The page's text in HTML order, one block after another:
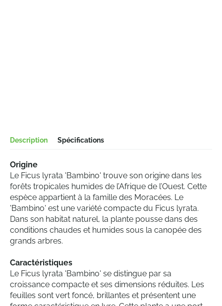
Description Spécifications
Origine
Le Ficus lyrata 'Bambino' trouve son origine dans les
forêts tropicales humides de l’Afrique de l’Ouest. Cette
espèce appartient à la famille des Moracées. Le
'Bambino' est une variété compacte du Ficus lyrata.
Dans son habitat naturel, la plante pousse dans des
conditions chaudes et humides sous la canopée des
grands arbres.
Caractéristiques
Le Ficus lyrata 'Bambino' se distingue par sa
croissance compacte et ses dimensions réduites. Les
feuilles sont vert foncé, brillantes et présentent une